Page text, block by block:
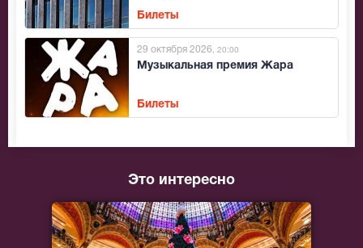
Билеты
Музыкальная премия Жара
29 октября 2026 , 20:00
Билеты
Это интересно